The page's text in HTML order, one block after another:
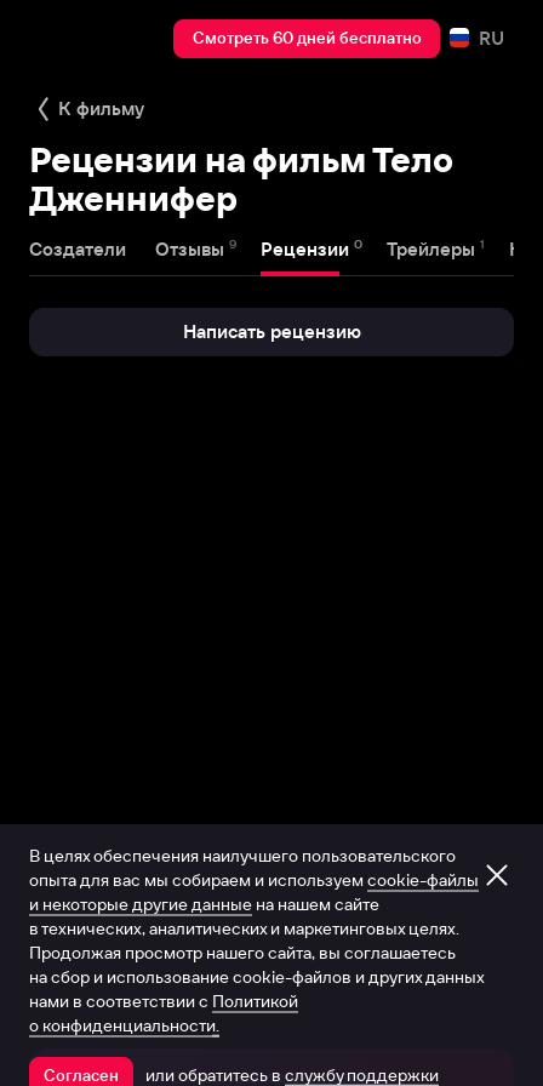
Смотреть 60 дней бесплатно RU
К фильму
Рецензии на фильм Тело
Дженнифер
Создатели Отзывы 9 Рецензии 0 Трейлеры 1
Написать рецензию
Открыть в приложении
В целях обеспечения наилучшего пользовательского
опыта для вас мы собираем и используем cookie-файлы
и некоторые другие данные на нашем сайте
в технических, аналитических и маркетинговых целях.
Продолжая просмотр нашего сайта, вы соглашаетесь
на сбор и использование cookie-файлов и других данных
нами в соответствии с Политикой
о конфиденциальности.
Согласен или обратитесь в службу поддержки